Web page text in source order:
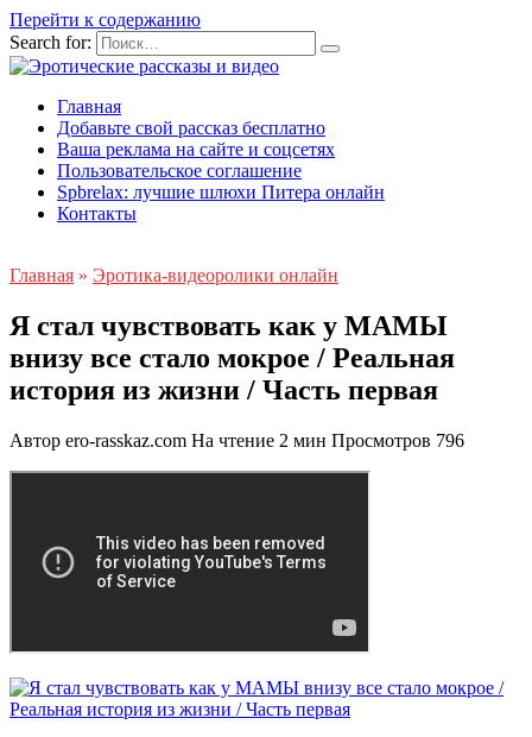
Перейти к содержанию
Search for:
Главная
Добавьте свой рассказ бесплатно
Ваша реклама на сайте и соцсетях
Пользовательское соглашение
Spbrelax: лучшие шлюхи Питера онлайн
Контакты
Главная » Эротика-видеоролики онлайн
Я стал чувствовать как у МАМЫ
внизу все стало мокрое / Реальная
история из жизни / Часть первая
Автор ero-rasskaz.com На чтение 2 мин Просмотров 796